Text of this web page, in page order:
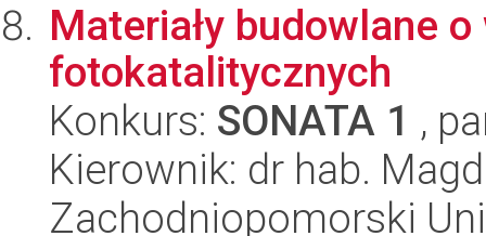
Materiały budowlane
fotokatalitycznych
Konkurs: SONATA 1 ,
Kierownik: dr hab.
Zachodniopomorski